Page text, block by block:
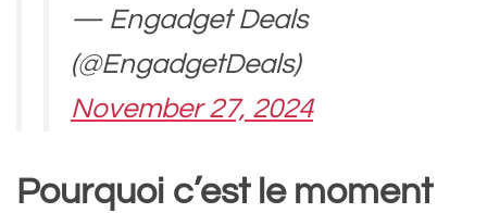
— Engadget Deals
(@EngadgetDeals)
November 27, 2024
Pourquoi c’est le moment